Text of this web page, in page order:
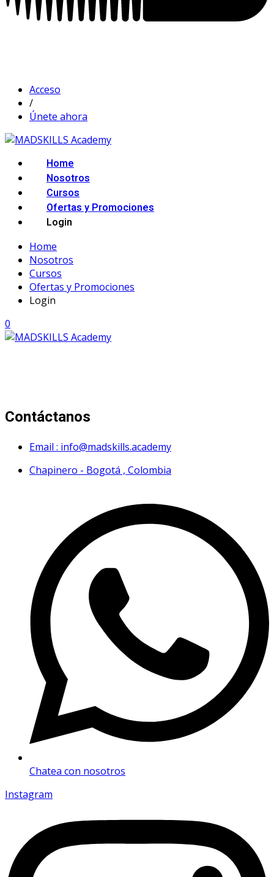
Acceso
/
Únete ahora
Home
Nosotros
Cursos
Ofertas y Promociones
Login
Home
Nosotros
Cursos
Ofertas y Promociones
Login
0
Contáctanos
Email : info@madskills.academy
Chapinero - Bogotá , Colombia
Chatea con nosotros
Instagram